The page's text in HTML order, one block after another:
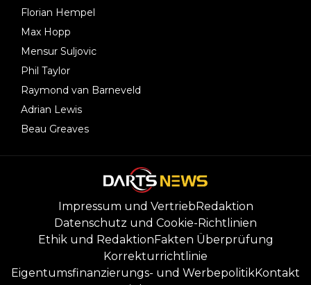
Florian Hempel
Max Hopp
Mensur Suljovic
Phil Taylor
Raymond van Barneveld
Adrian Lewis
Beau Greaves
Impressum und VertriebRedaktion
Datenschutz und Cookie-Richtlinien
Ethik und RedaktionFakten Überprüfung
Korrekturrichtlinie
Eigentumsfinanzierungs- und WerbepolitikKontakt